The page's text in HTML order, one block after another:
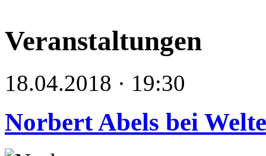
Veranstaltungen
18.04.2018 · 19:30
Norbert Abels bei